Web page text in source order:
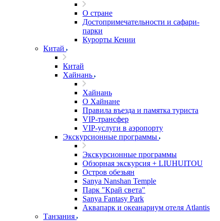
О стране
Достопримечательности и сафари-
парки
Курорты Кении
Китай
Китай
Хайнань
Хайнань
О Хайнане
Правила въезда и памятка туриста
VIP-трансфер
VIP-услуги в аэропорту
Экскурсионные программы
Экскурсионные программы
Обзорная экскурсия + LIUHUITOU
Остров обезьян
Sanya Nanshan Temple
Парк "Край света"
Sanya Fantasy Park
Аквапарк и океанариум отеля Atlantis
Танзания